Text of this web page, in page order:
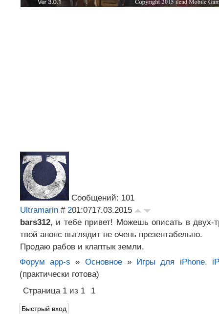
Сообщений: 101
Ultramarin # 201:0717.03.2015
bars312, и тебе привет! Можешь описать в двух-
твой анонс выглядит не очень презентабельно.
Продаю рабов и клаптык земли.
Форум app-s
» Основное » Игры для iPhone,
(практически готова)
Страница 1 из 1 1